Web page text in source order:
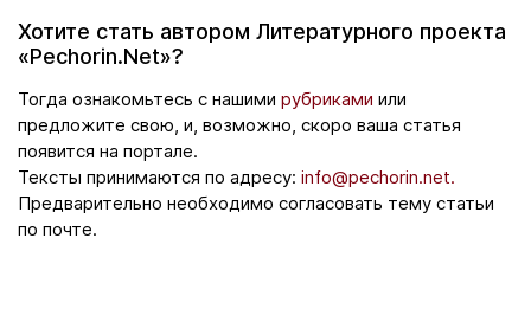
Хотите стать автором Литературного проекта
«Pechorin.Net»?
Тогда ознакомьтесь с нашими рубриками или
предложите свою, и, возможно, скоро ваша статья
появится на портале.
Тексты принимаются по адресу: info@pechorin.net.
Предварительно необходимо согласовать тему статьи
по почте.